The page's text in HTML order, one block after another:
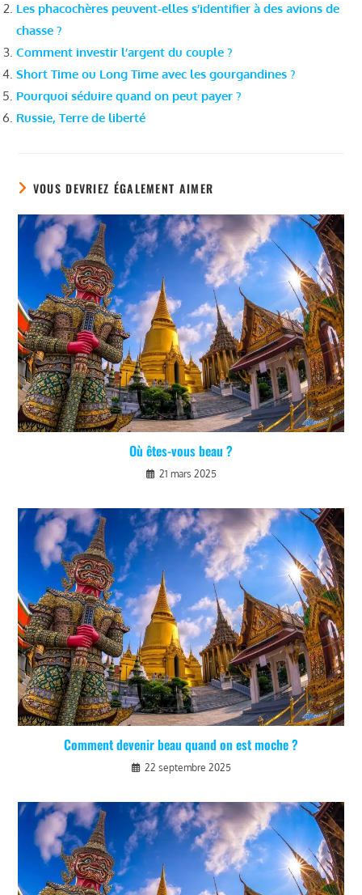
Les phacochères peuvent-elles s’identifier à des avions de
chasse ?
Comment investir l’argent du couple ?
Short Time ou Long Time avec les gourgandines ?
Pourquoi séduire quand on peut payer ?
Russie, Terre de liberté
VOUS DEVRIEZ ÉGALEMENT AIMER
Où êtes-vous beau ?
21 mars 2025
Comment devenir beau quand on est moche ?
22 septembre 2025